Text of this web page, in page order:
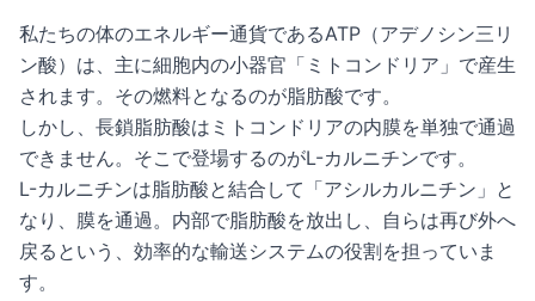
私たちの体のエネルギー通貨であるATP（アデノシン三リ
ン酸）は、主に細胞内の小器官「ミトコンドリア」で産生
されます。その燃料となるのが脂肪酸です。
しかし、長鎖脂肪酸はミトコンドリアの内膜を単独で通過
できません。そこで登場するのがL-カルニチンです。
L-カルニチンは脂肪酸と結合して「アシルカルニチン」と
なり、膜を通過。内部で脂肪酸を放出し、自らは再び外へ
戻るという、効率的な輸送システムの役割を担っていま
す。